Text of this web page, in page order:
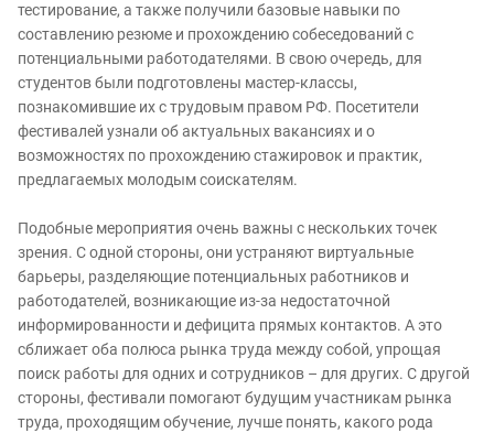
тестирование, а также получили базовые навыки по
составлению резюме и прохождению собеседований с
потенциальными работодателями. В свою очередь, для
студентов были подготовлены мастер-классы,
познакомившие их с трудовым правом РФ. Посетители
фестивалей узнали об актуальных вакансиях и о
возможностях по прохождению стажировок и практик,
предлагаемых молодым соискателям.
Подобные мероприятия очень важны с нескольких точек
зрения. С одной стороны, они устраняют виртуальные
барьеры, разделяющие потенциальных работников и
работодателей, возникающие из-за недостаточной
информированности и дефицита прямых контактов. А это
сближает оба полюса рынка труда между собой, упрощая
поиск работы для одних и сотрудников – для других. С другой
стороны, фестивали помогают будущим участникам рынка
труда, проходящим обучение, лучше понять, какого рода